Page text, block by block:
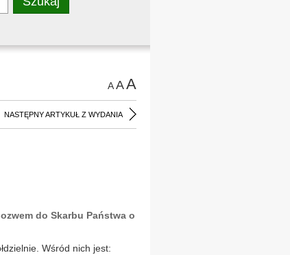
AAA
NASTĘPNY ARTYKUŁ Z WYDANIA
do Skarbu Państwa o
Wśród nich jest: